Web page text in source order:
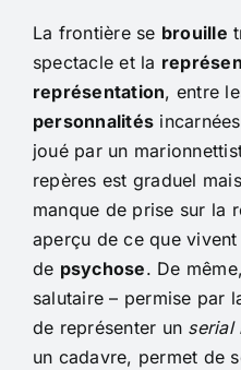
La frontière se brouille
spectacle et la
représentation, entre
personnalités
joué par un
repères est graduel
manque de prise sur la
aperçu de ce que
de psychose. De
salutaire – permise par
de représenter un serial
un cadavre, permet de